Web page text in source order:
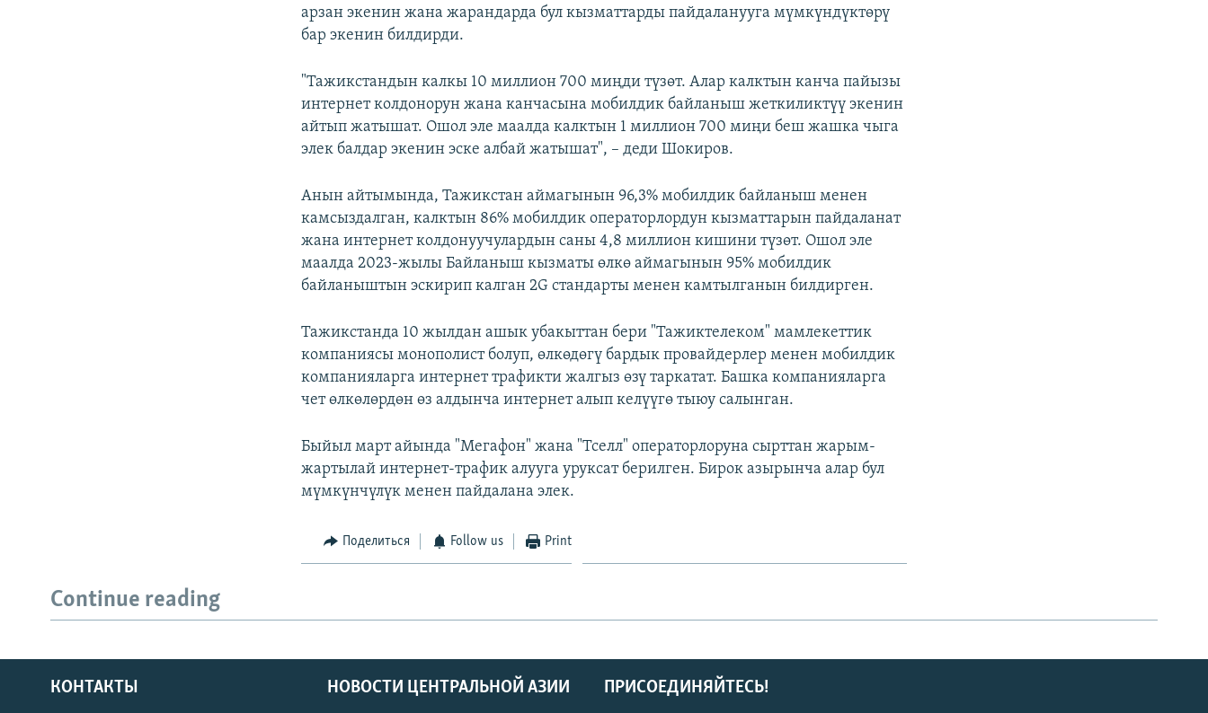
арзан экенин жана жарандарда бул кызматтарды пайдаланууга мүмкүндүктөрү
бар экенин билдирди.
"Тажикстандын калкы 10 миллион 700 миңди түзөт. Алар калктын канча пайызы
интернет колдонорун жана канчасына мобилдик байланыш жеткиликтүү экенин
айтып жатышат. Ошол эле маалда калктын 1 миллион 700 миңи беш жашка чыга
элек балдар экенин эске албай жатышат", – деди Шокиров.
Анын айтымында, Тажикстан аймагынын 96,3% мобилдик байланыш менен
камсыздалган, калктын 86% мобилдик операторлордун кызматтарын пайдаланат
жана интернет колдонуучулардын саны 4,8 миллион кишини түзөт. Ошол эле
маалда 2023-жылы Байланыш кызматы өлкө аймагынын 95% мобилдик
байланыштын эскирип калган 2G стандарты менен камтылганын билдирген.
Тажикстанда 10 жылдан ашык убакыттан бери "Тажиктелеком" мамлекеттик
компаниясы монополист болуп, өлкөдөгү бардык провайдерлер менен мобилдик
компанияларга интернет трафикти жалгыз өзү таркатат. Башка компанияларга
чет өлкөлөрдөн өз алдынча интернет алып келүүгө тыюу салынган.
Быйыл март айында "Мегафон" жана "Тселл" операторлоруна сырттан жарым-
жартылай интернет-трафик алууга уруксат берилген. Бирок азырынча алар бул
мүмкүнчүлүк менен пайдалана элек.
Поделиться Follow us Print
Continue reading
ПРИСОЕДИНЯЙТЕСЬ!
КОНТАКТЫ НОВОСТИ ЦЕНТРАЛЬНОЙ АЗИИ